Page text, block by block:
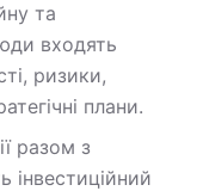
та
входять
ризики,
плани.
разом з
інвестиційний